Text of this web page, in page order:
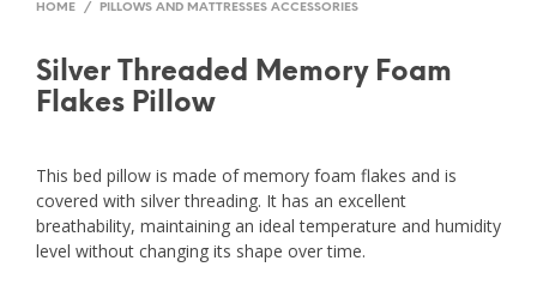
HOME / PILLOWS AND MATTRESSES ACCESSORIES
Silver Threaded Memory Foam
Flakes Pillow
This bed pillow is made of memory foam flakes and is
covered with silver threading. It has an excellent
breathability, maintaining an ideal temperature and humidity
level without changing its shape over time.